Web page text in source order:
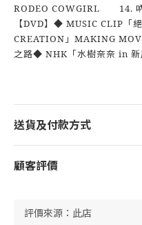
RODEO COWGIRL 14.
【DVD】◆ MUSIC CLIP「
CREATION」MAKING
之路◆ NHK「水樹奈奈 in 新
送貨及付款方式
顧客評價